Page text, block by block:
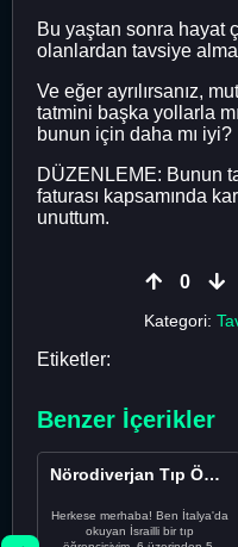
Bu yaştan sonra hayat
olanlardan tavsiye
Ve eğer ayrılırsanız,
tatmini başka yollarla
bunun için daha mı iyi?
DÜZENLEME: Bunun
faturası kapsamında
unuttum.
0
Kategori:
Etiketler:
Benzer İçerikler
Nörodiverjan Tıp Öğrencisi Yeni Bir Yol Arıyor
Herkese merhaba! Ben İtalya'da
okuyan İsrailli bir tıp